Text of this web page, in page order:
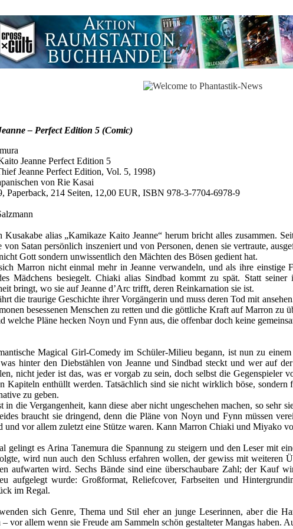
– Perfect Edition 5 (Comic)
Jeanne Perfect Edition 5
Jeanne Perfect Edition, Vol. 5, 1998)
von Rie Kasai
Paperback, 214 Seiten, 12,00 EUR, ISBN 978-3-7704-6978-9
alias „Kamikaze Kaito Jeanne“ herum bricht alles zusammen.
von Satan persönlich inszeniert und von Personen, denen sie vertraute,
Gott sondern unwissentlich den Mächten des Bösen gedient hat.
Marron nicht einmal mehr in Jeanne verwandeln, und als ihre einstige
Mädchens besiegelt. Chiaki alias Sindbad kommt zu spät. Statt
bringt, wo sie auf Jeanne d’Arc trifft, deren Reinkarnation sie ist.
die traurige Geschichte ihrer Vorgängerin und muss deren Tod mit
besessenen Menschen zu retten und die göttliche Kraft auf Marron
welche Pläne hecken Noyn und Fynn aus, die offenbar doch keine
Magical Girl-Comedy im Schüler-Milieu begann, ist nun zu
hinter den Diebstählen von Jeanne und Sindbad steckt und wer auf
nicht jeder ist das, was er vorgab zu sein, doch selbst die Gegenspieler
Kapiteln enthüllt werden. Tatsächlich sind sie nicht wirklich böse, sondern
zu geben.
in die Vergangenheit, kann diese aber nicht ungeschehen machen, so sehr
braucht sie dringend, denn die Pläne von Noyn und Fynn müssen
und vor allem zuletzt eine Stütze waren. Kann Marron Chiaki und Miyako
gelingt es Arina Tanemura die Spannung zu steigern und den Leser mit
wird nun auch den Schluss erfahren wollen, der gewiss mit weiteren
aufwarten wird. Sechs Bände sind eine überschaubare Zahl; der Kauf
aufgelegt wurde: Großformat, Reliefcover, Farbseiten und
im Regal.
sich Genre, Thema und Stil eher an junge Leserinnen, aber die
– vor allem wenn sie Freude am Sammeln schön gestalteter Mangas haben.